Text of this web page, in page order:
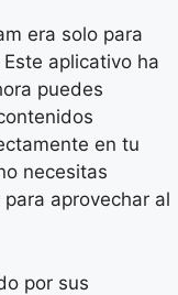
era solo para
aplicativo ha
puedes
en tu
necesitas
aprovechar al
por sus